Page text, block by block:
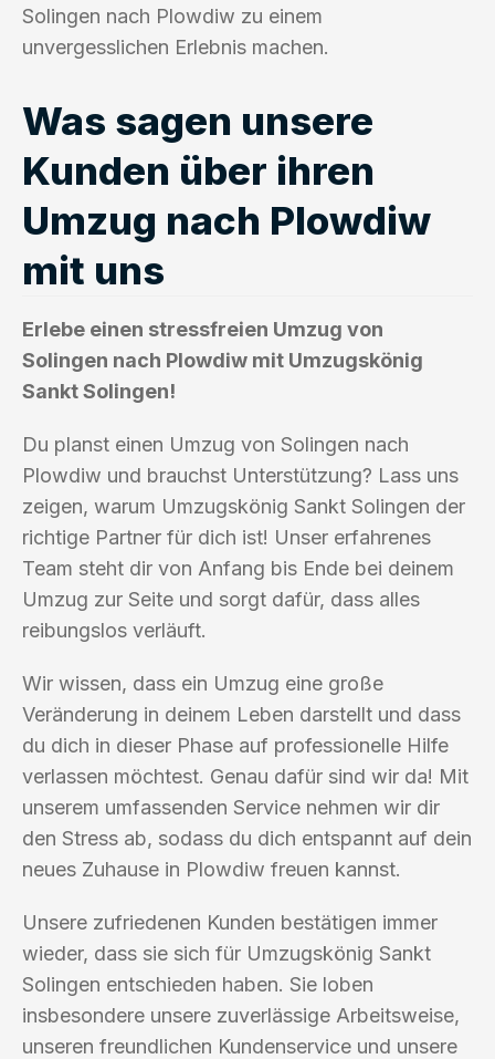
Solingen nach Plowdiw zu einem
unvergesslichen Erlebnis machen.
Was sagen unsere
Kunden über ihren
Umzug nach Plowdiw
mit uns
Erlebe einen stressfreien Umzug von
Solingen nach Plowdiw mit Umzugskönig
Sankt Solingen!
Du planst einen Umzug von Solingen nach
Plowdiw und brauchst Unterstützung? Lass uns
zeigen, warum Umzugskönig Sankt Solingen der
richtige Partner für dich ist! Unser erfahrenes
Team steht dir von Anfang bis Ende bei deinem
Umzug zur Seite und sorgt dafür, dass alles
reibungslos verläuft.
Wir wissen, dass ein Umzug eine große
Veränderung in deinem Leben darstellt und dass
du dich in dieser Phase auf professionelle Hilfe
verlassen möchtest. Genau dafür sind wir da! Mit
unserem umfassenden Service nehmen wir dir
den Stress ab, sodass du dich entspannt auf dein
neues Zuhause in Plowdiw freuen kannst.
Unsere zufriedenen Kunden bestätigen immer
wieder, dass sie sich für Umzugskönig Sankt
Solingen entschieden haben. Sie loben
insbesondere unsere zuverlässige Arbeitsweise,
unseren freundlichen Kundenservice und unsere